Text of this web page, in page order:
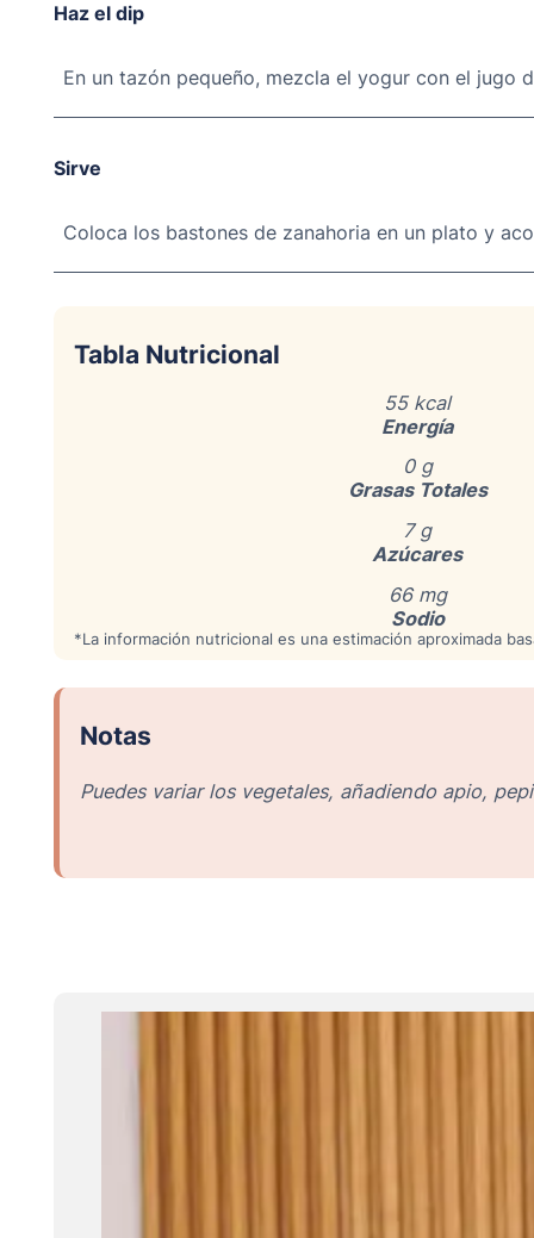
Haz el dip
En un tazón pequeño, mezcla el yogur con el jugo
Sirve
Coloca los bastones de zanahoria en un plato y
Tabla Nutricional
55 kcal
Energía
0 g
Grasas Totales
7 g
Azúcares
66 mg
Sodio
*La información nutricional es una estimación aproximada
Notas
Puedes variar los vegetales, añadiendo apio,